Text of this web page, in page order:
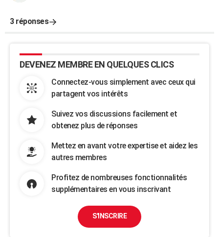
3 réponses
DEVENEZ MEMBRE EN QUELQUES CLICS
Connectez-vous simplement avec ceux qui
partagent vos intérêts
Suivez vos discussions facilement et
obtenez plus de réponses
Mettez en avant votre expertise et aidez les
autres membres
Profitez de nombreuses fonctionnalités
supplémentaires en vous inscrivant
S'INSCRIRE